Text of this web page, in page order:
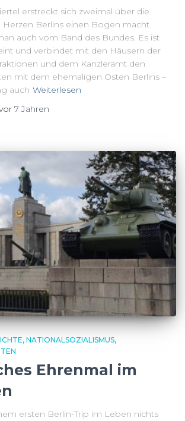
erstreckt sich zweimal über die
Herzen Berlins einen Bogen macht.
auch vom Band des Bundes. Es ist
und verbindet mit den Häusern der
und dem Kanzleramt den
mit dem ehemaligen Osten Berlins –
auch Weiterlesen
vor 7 Jahren
NATIONALSOZIALISMUS
Ehrenmal im
ersten Berlin-Trip im Leben nichts